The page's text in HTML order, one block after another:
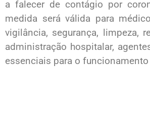
a falecer de contágio por
medida será válida para
vigilância, segurança, limpeza,
administração hospitalar,
essenciais para o